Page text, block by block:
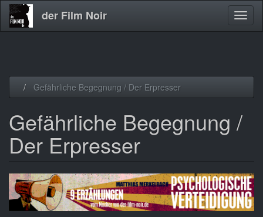
der Film Noir
Gefährliche Begegnung / Der Erpresser
Gefährliche Begegnung /
Der Erpresser